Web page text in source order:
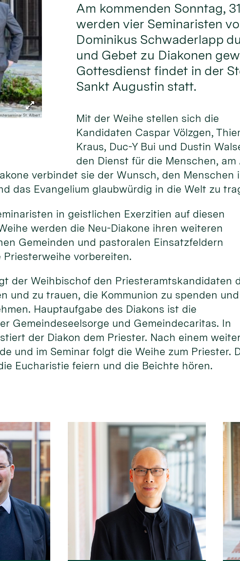
St. Albert
Am kommenden Sonntag,
werden vier Seminaristen
Dominikus Schwaderlapp
und Gebet zu Diakonen
Gottesdienst findet in der
Sankt Augustin statt.
Mit der Weihe stellen sich die
Kandidaten Caspar Völzgen,
Kraus, Duc-Y Bui und Dustin
den Dienst für die Men­schen, am
verbindet sie der Wunsch, den Menschen
das Evangelium glaubwürdig in die Welt zu
in geistlichen Exerzitien auf diesen
werden die Neu-Diakone ihren weiteren
Gemeinden und pastoralen Einsatzfeldern
vorbereiten.
der Weihbischof den Priesteramtskandidaten
und zu trauen, die Kommunion zu spenden und
Hauptaufgabe des Diakons ist die
Gemeindeseelsorge und Gemeindecaritas. In
der Diakon dem Priester. Nach einem
und im Seminar folgt die Weihe zum Priester.
Eucharistie feiern und die Beichte hören.